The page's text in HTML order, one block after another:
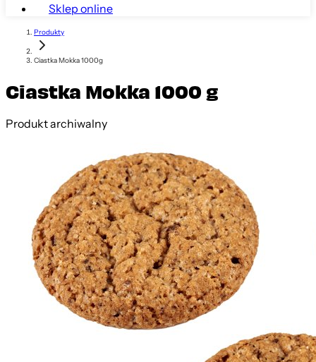
Sklep online
Produkty
Ciastka Mokka 1000g
Ciastka Mokka 1000 g
Produkt archiwalny